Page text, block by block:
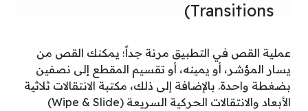
Transitions)
عملية القص في التطبيق مرنة جداً؛ يمكنك القص من
يسار المؤشر، أو يمينه، أو تقسيم المقطع إلى نصفين
بضغطة واحدة. بالإضافة إلى ذلك، مكتبة الانتقالات ثلاثية
الأبعاد والانتقالات الحركية السريعة (Wipe & Slide)